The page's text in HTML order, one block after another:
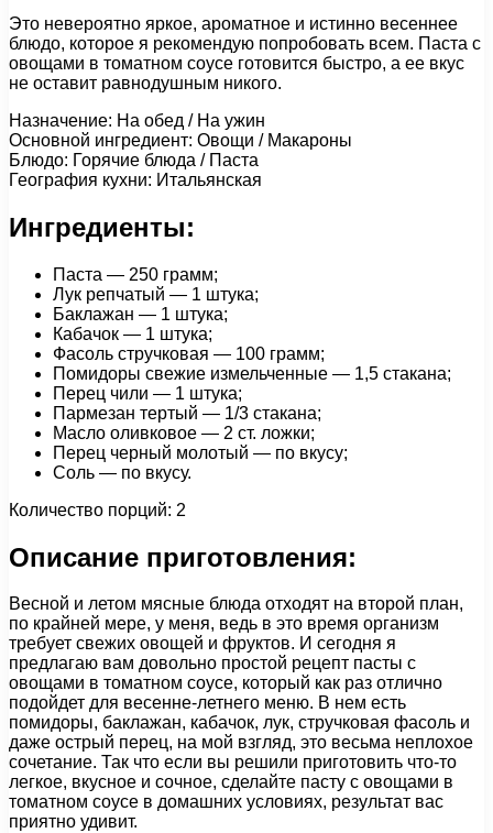
Это невероятно яркое, ароматное и истинно весеннее
блюдо, которое я рекомендую попробовать всем. Паста с
овощами в томатном соусе готовится быстро, а ее вкус
не оставит равнодушным никого.
Назначение: На обед / На ужин
Основной ингредиент: Овощи / Макароны
Блюдо: Горячие блюда / Паста
География кухни: Итальянская
Ингредиенты:
Паста — 250 грамм;
Лук репчатый — 1 штука;
Баклажан — 1 штука;
Кабачок — 1 штука;
Фасоль стручковая — 100 грамм;
Помидоры свежие измельченные — 1,5 стакана;
Перец чили — 1 штука;
Пармезан тертый — 1/3 стакана;
Масло оливковое — 2 ст. ложки;
Перец черный молотый — по вкусу;
Соль — по вкусу.
Количество порций: 2
Описание приготовления:
Весной и летом мясные блюда отходят на второй план,
по крайней мере, у меня, ведь в это время организм
требует свежих овощей и фруктов. И сегодня я
предлагаю вам довольно простой рецепт пасты с
овощами в томатном соусе, который как раз отлично
подойдет для весенне-летнего меню. В нем есть
помидоры, баклажан, кабачок, лук, стручковая фасоль и
даже острый перец, на мой взгляд, это весьма неплохое
сочетание. Так что если вы решили приготовить что-то
легкое, вкусное и сочное, сделайте пасту с овощами в
томатном соусе в домашних условиях, результат вас
приятно удивит.